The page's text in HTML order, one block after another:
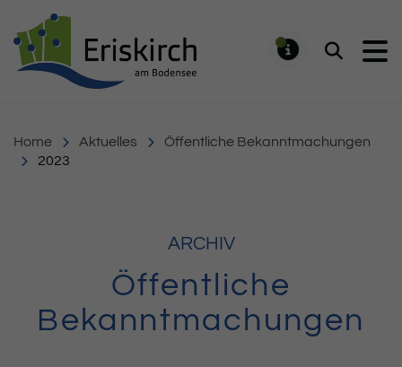
Suchen
Home Aktuelles
Öffentliche Bekanntmachungen
2023
ARCHIV
Öffentliche
Bekanntmachungen